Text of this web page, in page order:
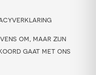
om, maar zijn
gaat met ons